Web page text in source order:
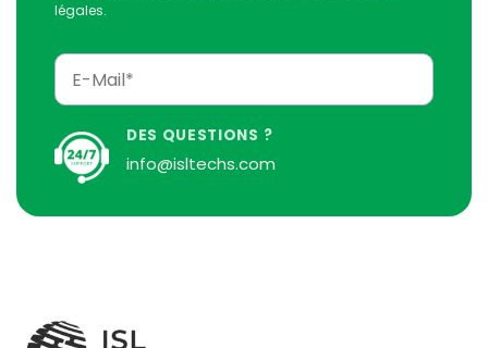
légales.
DES QUESTIONS ?
info@isltechs.com